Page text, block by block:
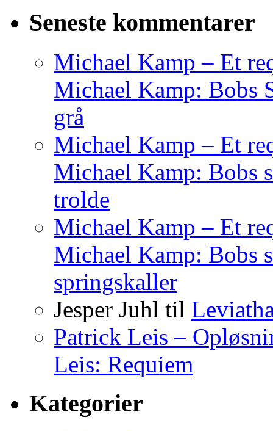
Seneste kommentarer
Michael Kamp – Et
Michael Kamp: Bobs
grå
Michael Kamp – Et
Michael Kamp: Bobs
trolde
Michael Kamp – Et
Michael Kamp: Bobs
springskaller
Jesper Juhl til
Patrick Leis –
Leis: Requiem
Kategorier